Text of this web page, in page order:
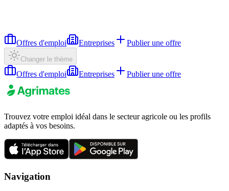
Offres d'emploi Entreprises Publier une offre
Changer le thème
Offres d'emploi Entreprises Publier une offre
Trouvez votre emploi idéal dans le secteur agricole ou les profils
adaptés à vos besoins.
Navigation